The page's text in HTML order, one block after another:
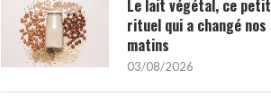
Le lait végétal, ce petit
rituel qui a changé nos
matins
03/08/2026